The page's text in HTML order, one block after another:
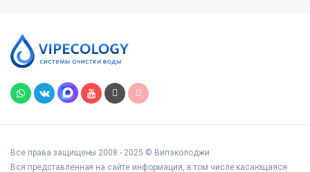
Все права защищены 2008 - 2025 © Випэколоджи
Вся представленная на сайте информация, в том числе касающаяся